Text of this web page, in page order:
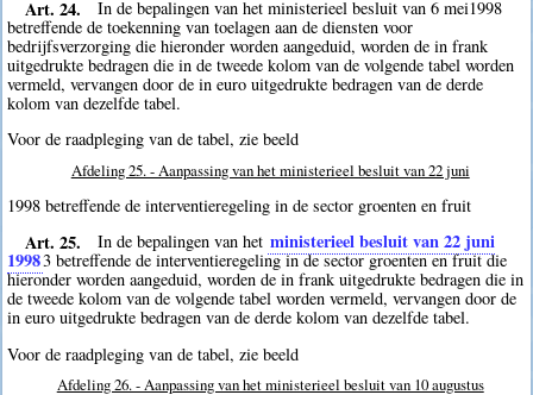
Art. 24.
In de bepalingen van het ministerieel besluit van 6 mei1998
betreffende de toekenning van toelagen aan de diensten voor
bedrijfsverzorging die hieronder worden aangeduid, worden de in frank
uitgedrukte bedragen die in de tweede kolom van de volgende tabel worden
vermeld, vervangen door de in euro uitgedrukte bedragen van de derde
kolom van dezelfde tabel.
Voor de raadpleging van de tabel, zie beeld
Afdeling 25. - Aanpassing van het ministerieel besluit van 22 juni
1998 betreffende de interventieregeling in de sector groenten en fruit
Art. 25. In de bepalingen van het ministerieel besluit van 22 juni
19983 betreffende de interventieregeling in de sector groenten en fruit die
hieronder worden aangeduid, worden de in frank uitgedrukte bedragen die in
de tweede kolom van de volgende tabel worden vermeld, vervangen door de
in euro uitgedrukte bedragen van de derde kolom van dezelfde tabel.
Voor de raadpleging van de tabel, zie beeld
Afdeling 26. - Aanpassing van het ministerieel besluit van 10 augustus